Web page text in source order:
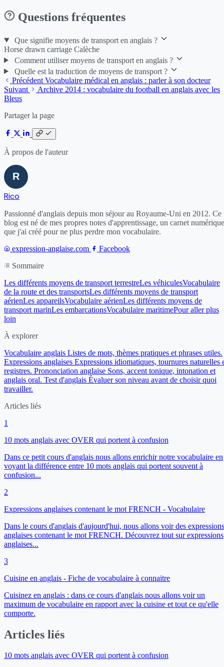
Questions fréquentes
Que signifie moyens de transport en anglais ?
Horse drawn carriage Calèche
Comment utiliser moyens de transport en anglais ?
Quelle est la traduction de moyens de transport ?
Précédent Vocabulaire médical en anglais : parler à son docteur
Suivant
Archive 2014 : vocabulaire du football en anglais avec les
Bleus
Partager la page
À propos de l'auteur
Rico
Passionné d'anglais depuis mon séjour au Royaume-Uni en 2012. Ce
blog est né de mes propres notes d'apprentissage, un carnet numérique
que j'ai créé pour ne plus perdre mon vocabulaire.
expression-anglaise.com
Facebook
Sommaire
Les différents moyens de transport terrestreLes véhiculesVocabulaire
de la route et des transportsLes différents moyens de transport
aérienLes appareilsVocabulaire aérienLes différents moyens de
transport marinLes embarcationsVocabulaire maritimePour aller plus
loin
À explorer
Vocabulaire anglais Listes de mots, thèmes pratiques et phrases utiles.
Expressions anglaises Expressions idiomatiques, tournures naturelles
registres. Prononciation anglaise Sons, accent tonique, intonation et
anglais oral. Test d'anglais Évaluer son niveau avant de choisir quoi
travailler.
Articles liés
1
10 mots anglais avec OVER qui portent à confusion
Dans ce petit cours d'anglais nous allons enrichir notre vocabulaire en
voyant la différence entre 10 mots anglais qui portent souvent à
confusion...
2
Expressions anglaises contenant le mot FRENCH - Vocabulaire
Dans le cours d'anglais d'aujourd'hui, nous allons voir des expressions
anglaises contenant le mot FRENCH. Découvrez tout sur expressions
anglaises...
3
Cuisine en anglais - Fiche de vocabulaire à connaitre
Cuisinez en anglais : dans ce cours d'anglais nous allons voir un
maximum de vocabulaire en rapport avec la cuisine et tout ce qu'elle
comporte.
Articles liés
10 mots anglais avec OVER qui portent à confusion